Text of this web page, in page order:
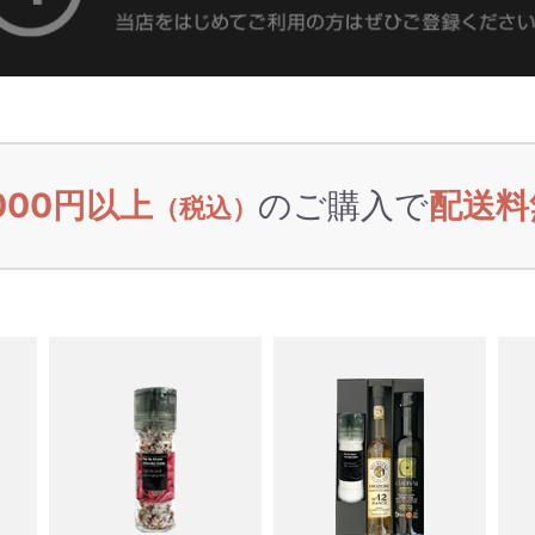
円以上 （税込） のご購入で配送